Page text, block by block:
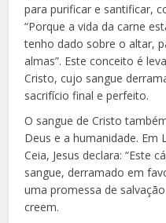
para purificar e santificar,
“Porque a vida da carne
tenho dado sobre o altar,
almas”. Este conceito é
Cristo, cujo sangue
sacrifício final e perfeito.
O sangue de Cristo
Deus e a humanidade. Em
Ceia, Jesus declara: “Este
sangue, derramado em
uma promessa de
creem.